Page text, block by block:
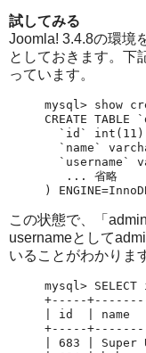
試してみる
Joomla! 3.4.8の環境
としておきます。下
っています。
mysql> show
CREATE
`id`
`name`
`username`
   ... 省略
)
この状態で、「
usernameとして
いることがわかりま
mysql>
+-----
| id  |
+-----
| 683 |